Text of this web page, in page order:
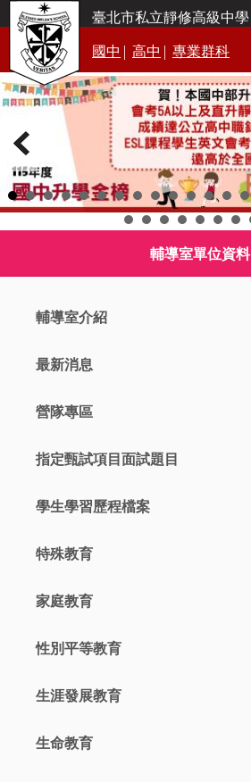
臺北市私立靜修高級中學
國中 | 高中 | 專業群科
輔導室單位資料
輔導室介紹
最新消息
營隊專區
指定甄試項目面試題目
學生學習歷程檔案
特殊教育
家庭教育
性別平等教育
生涯發展教育
生命教育